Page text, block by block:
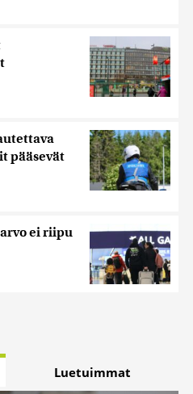
pääsevät
ei riipu
Luetuimmat